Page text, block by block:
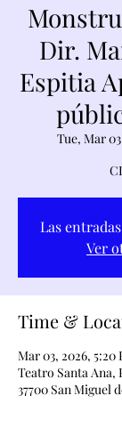
Dir.
Espitia
Tue, Mar 03
Las
Ver
Time &
Mar 03, 2026, 5:20
Teatro Santa Ana,
37700 San Miguel